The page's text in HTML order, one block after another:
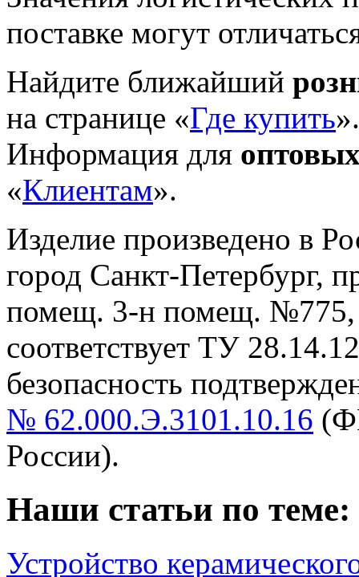
поставке могут
Найдите ближайший
на странице «Где купить».
Информация для
«Клиентам».
Изделие произведено в
город Санкт-Петербург,
помещ. 3-н помещ. №775,
cоответствует ТУ
безопасность
№ 62.000.Э.3101.10.16
России).
Наши статьи по теме:
Устройство